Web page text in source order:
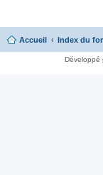
Accueil Index du
Développé